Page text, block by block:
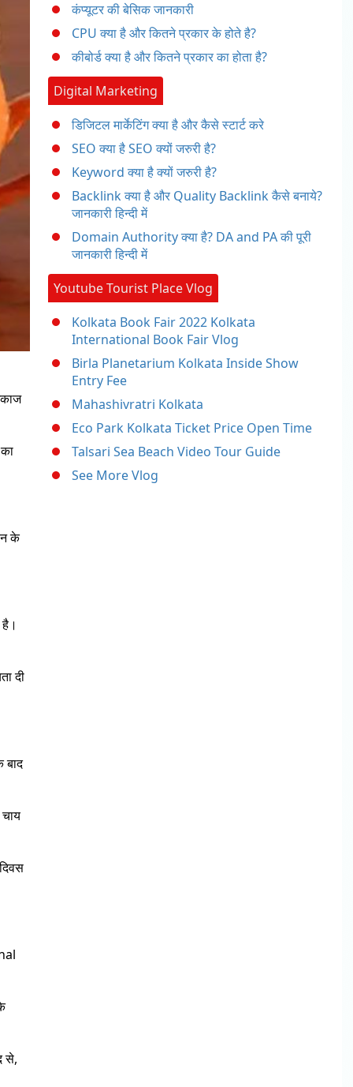
के
दी
बाद
से,
कंप्यूटर की बेसिक जानकारी
CPU क्या है और कितने प्रकार के होते है?
कीबोर्ड क्या है और कितने प्रकार का होता है?
Digital Marketing
डिजिटल मार्केटिंग क्या है और कैसे स्टार्ट करे
SEO क्या है SEO क्यों जरुरी है?
Keyword क्या है क्यों जरुरी है?
Backlink क्या है और Quality Backlink कैसे बनाये?
जानकारी हिन्दी में
Domain Authority क्या है? DA and PA की पूरी
जानकारी हिन्दी में
Youtube Tourist Place Vlog
Kolkata Book Fair 2022 Kolkata
International Book Fair Vlog
Birla Planetarium Kolkata Inside Show
Entry Fee
Mahashivratri Kolkata
Eco Park Kolkata Ticket Price Open Time
Talsari Sea Beach Video Tour Guide
See More Vlog